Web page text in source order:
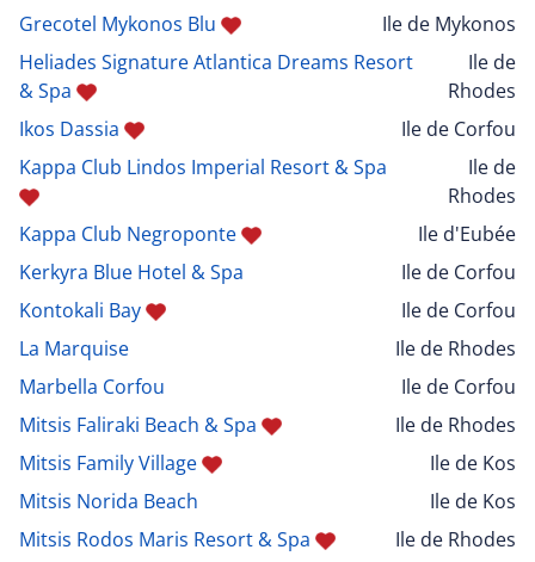
Grecotel Mykonos Blu
Ile de Mykonos
Heliades Signature Atlantica Dreams Resort
& Spa
Ile de
Rhodes
Ikos Dassia
Ile de Corfou
Kappa Club Lindos Imperial Resort & Spa
Ile de
Rhodes
Kappa Club Negroponte
Ile d'Eubée
Kerkyra Blue Hotel & Spa
Ile de Corfou
Kontokali Bay
Ile de Corfou
La Marquise
Ile de Rhodes
Marbella Corfou
Ile de Corfou
Mitsis Faliraki Beach & Spa
Ile de Rhodes
Mitsis Family Village
Ile de Kos
Mitsis Norida Beach
Ile de Kos
Mitsis Rodos Maris Resort & Spa
Ile de Rhodes